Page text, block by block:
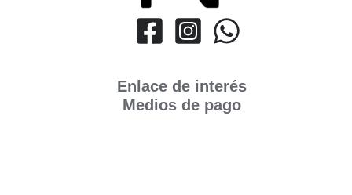
Enlace de interés
Medios de pago